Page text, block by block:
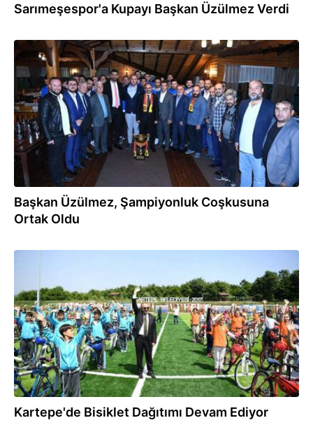
Sarımeşespor'a Kupayı Başkan Üzülmez Verdi
16.05.2018
Başkan Üzülmez, Şampiyonluk Coşkusuna
Ortak Oldu
Kartepe'de Bisiklet Dağıtımı Devam Ediyor